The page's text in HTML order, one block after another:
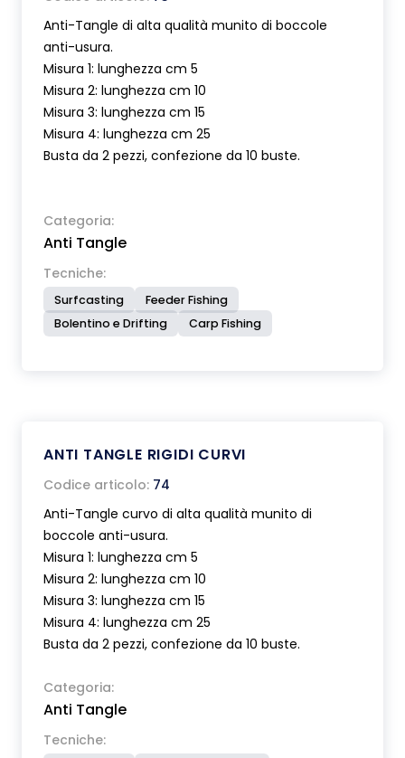
Anti-Tangle di alta qualità munito di boccole
anti-usura.
Misura 1: lunghezza cm 5
Misura 2: lunghezza cm 10
Misura 3: lunghezza cm 15
Misura 4: lunghezza cm 25
Busta da 2 pezzi, confezione da 10 buste.
Categoria:
Anti Tangle
Tecniche:
Surfcasting
Feeder Fishing
Bolentino e Drifting
Carp Fishing
ANTI TANGLE RIGIDI CURVI
Codice articolo: 74
Anti-Tangle curvo di alta qualità munito di
boccole anti-usura.
Misura 1: lunghezza cm 5
Misura 2: lunghezza cm 10
Misura 3: lunghezza cm 15
Misura 4: lunghezza cm 25
Busta da 2 pezzi, confezione da 10 buste.
Categoria:
Anti Tangle
Tecniche: